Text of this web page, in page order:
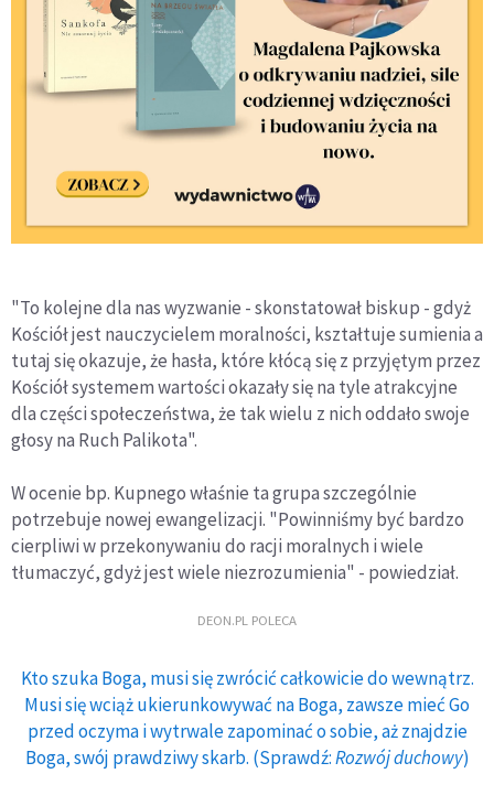
"To kolejne dla nas wyzwanie - skonstatował biskup - gdyż
Kościół jest nauczycielem moralności, kształtuje sumienia a
tutaj się okazuje, że hasła, które kłócą się z przyjętym przez
Kościół systemem wartości okazały się na tyle atrakcyjne
dla części społeczeństwa, że tak wielu z nich oddało swoje
głosy na Ruch Palikota".
W ocenie bp. Kupnego właśnie ta grupa szczególnie
potrzebuje nowej ewangelizacji. "Powinniśmy być bardzo
cierpliwi w przekonywaniu do racji moralnych i wiele
tłumaczyć, gdyż jest wiele niezrozumienia" - powiedział.
DEON.PL POLECA
Kto szuka Boga, musi się zwrócić całkowicie do wewnątrz.
Musi się wciąż ukierunkowywać na Boga, zawsze mieć Go
przed oczyma i wytrwale zapominać o sobie, aż znajdzie
Boga, swój prawdziwy skarb. (Sprawdź:Rozwój duchowy)